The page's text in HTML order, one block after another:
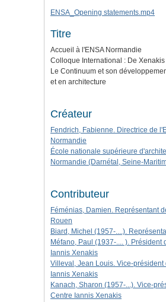
ENSA_Opening statements.mp4
Titre
Accueil à l'ENSA Normandie
Colloque International : De
Le Continuum et son
et en architecture
Créateur
Fendrich, Fabienne. Directrice de
Normandie
École nationale supérieure
Normandie (Darnétal, Seine-
Contributeur
Féménias, Damien. Représentant
Rouen
Biard, Michel (1957-....).
Méfano, Paul (1937-.... ). Président
Iannis Xenakis
Villeval, Jean Louis. Vice-président
Iannis Xenakis
Kanach, Sharon (1957-...). Vice-
Centre Iannis Xenakis